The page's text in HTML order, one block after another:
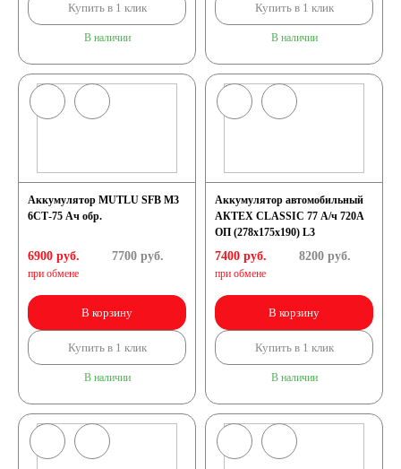
Купить в 1 клик
В наличии
Купить в 1 клик
В наличии
Аккумулятор MUTLU SFB M3
6СТ-75 Ач обр.
6900 руб.
при обмене
7700руб.
В корзину
Купить в 1 клик
В наличии
Аккумулятор автомобильный
АКТЕХ CLASSIC 77 А/ч 720А
ОП (278x175x190) L3
7400 руб.
при обмене
8200руб.
В корзину
Купить в 1 клик
В наличии